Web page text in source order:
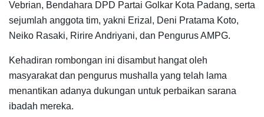
Vebrian, Bendahara DPD Partai Golkar Kota Padang, serta
sejumlah anggota tim, yakni Erizal, Deni Pratama Koto,
Neiko Rasaki, Ririre Andriyani, dan Pengurus AMPG.
Kehadiran rombongan ini disambut hangat oleh
masyarakat dan pengurus mushalla yang telah lama
menantikan adanya dukungan untuk perbaikan sarana
ibadah mereka.